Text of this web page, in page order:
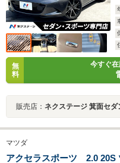
無
料
今すぐ
販売店： ネクステージ 箕面セ
マツダ
アクセラスポーツ 2.0